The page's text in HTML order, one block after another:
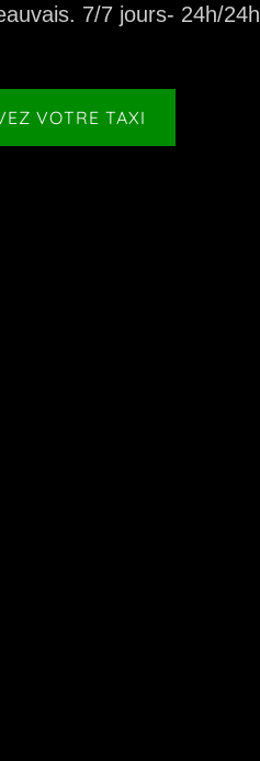
7/7 jours- 24h/24h
VOTRE TAXI